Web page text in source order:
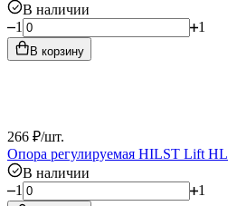
В наличии
1
1
В корзину
266 ₽/шт.
Опора регулируемая HILST Lift
В наличии
1
1